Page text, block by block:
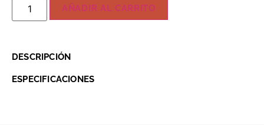
AÑADIR AL CARRITO
DESCRIPCIÓN
ESPECIFICACIONES